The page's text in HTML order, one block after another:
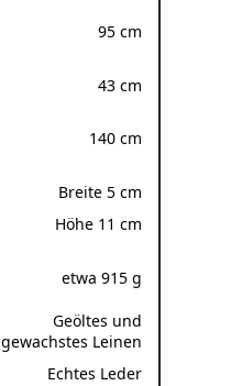
95 cm
43 cm
140 cm
Breite 5 cm
Höhe 11 cm
etwa 915 g
Geöltes und
gewachstes Leinen
Echtes Leder